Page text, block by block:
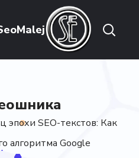
эпохи SEO-текстов: Как
алгоритма Google